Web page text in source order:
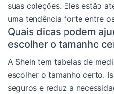
suas coleções. Eles estão
uma tendência forte entre
Quais dicas podem
escolher o tamanho
A Shein tem tabelas de
escolher o tamanho certo.
seguros e reduz a